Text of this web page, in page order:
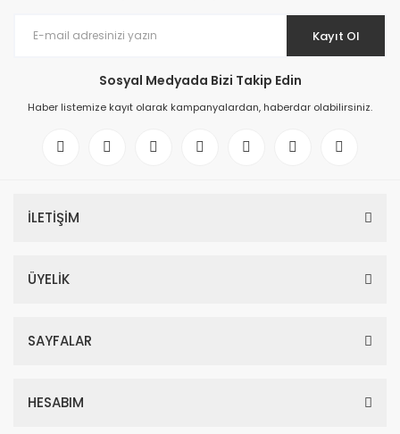
Kayıt Ol
Sosyal Medyada Bizi Takip Edin
Haber listemize kayıt olarak kampanyalardan, haberdar olabilirsiniz.
İLETİŞİM
ÜYELİK
SAYFALAR
HESABIM